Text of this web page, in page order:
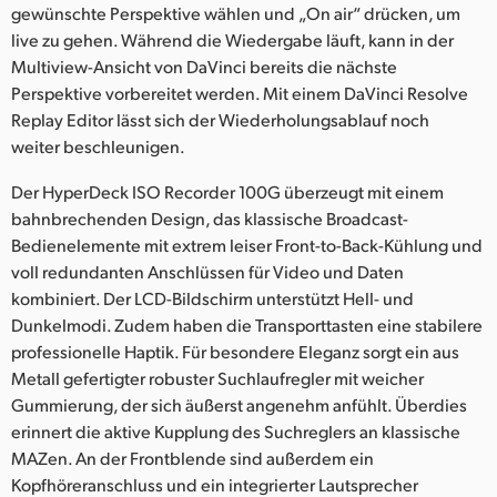
gewünschte Perspektive wählen und „On air“ drücken, um
live zu gehen. Während die Wiedergabe läuft, kann in der
Multiview-Ansicht von DaVinci bereits die nächste
Perspektive vorbereitet werden. Mit einem DaVinci Resolve
Replay Editor lässt sich der Wiederholungsablauf noch
weiter beschleunigen.
Der HyperDeck ISO Recorder 100G überzeugt mit einem
bahnbrechenden Design, das klassische Broadcast-
Bedienelemente mit extrem leiser Front-to-Back-Kühlung und
voll redundanten Anschlüssen für Video und Daten
kombiniert. Der LCD-Bildschirm unterstützt Hell- und
Dunkelmodi. Zudem haben die Transporttasten eine stabilere
professionelle Haptik. Für besondere Eleganz sorgt ein aus
Metall gefertigter robuster Suchlaufregler mit weicher
Gummierung, der sich äußerst angenehm anfühlt. Überdies
erinnert die aktive Kupplung des Suchreglers an klassische
MAZen. An der Frontblende sind außerdem ein
Kopfhöreranschluss und ein integrierter Lautsprecher